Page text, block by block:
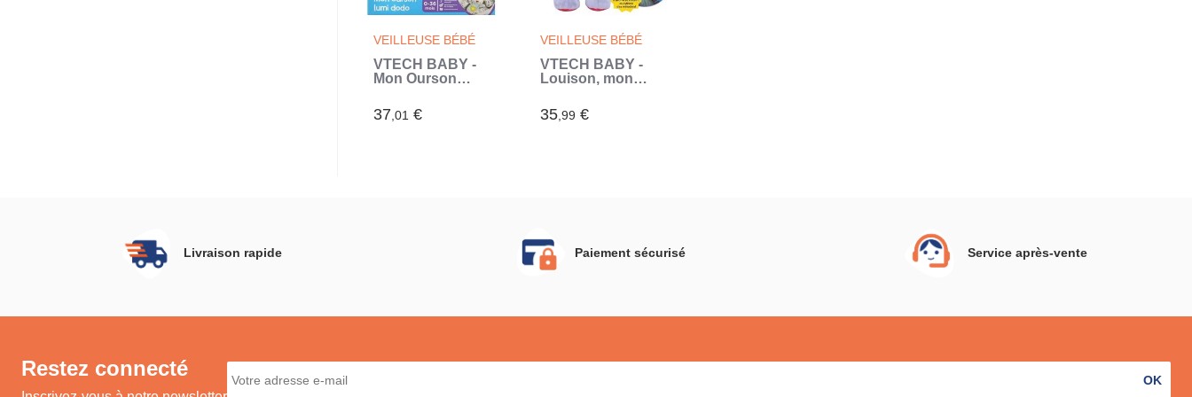
VEILLEUSE BÉBÉ
VTECH BABY -
Mon Ourson
(Bleu)
37,01 €
VEILLEUSE BÉBÉ
VTECH BABY -
Louison, mon
(Blanc)
35,99 €
Livraison rapide Paiement sécurisé Service après-vente
Restez connecté OK